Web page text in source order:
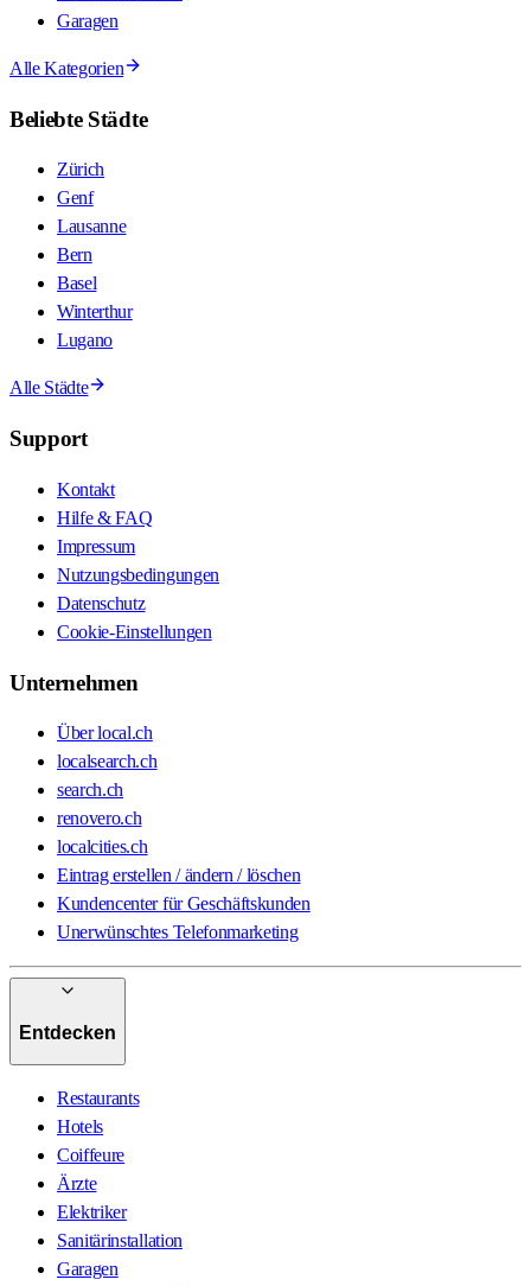
Garagen
Alle Kategorien
Beliebte Städte
Zürich
Genf
Lausanne
Bern
Basel
Winterthur
Lugano
Alle Städte
Support
Kontakt
Hilfe & FAQ
Impressum
Nutzungsbedingungen
Datenschutz
Cookie-Einstellungen
Unternehmen
Über local.ch
localsearch.ch
search.ch
renovero.ch
localcities.ch
Eintrag erstellen / ändern / löschen
Kundencenter für Geschäftskunden
Unerwünschtes Telefonmarketing
Entdecken
Restaurants
Hotels
Coiffeure
Ärzte
Elektriker
Sanitärinstallation
Garagen